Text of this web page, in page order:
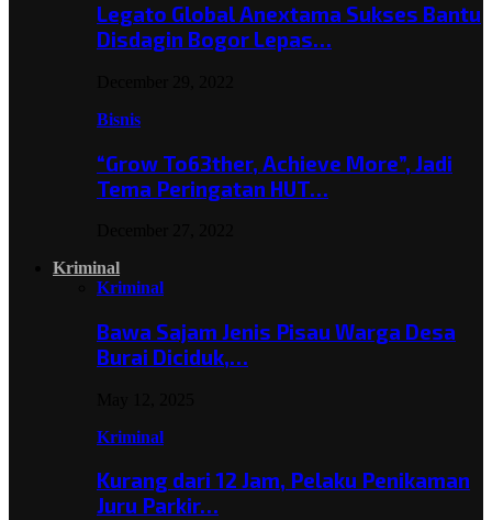
Legato Global Anextama Sukses Bantu
Disdagin Bogor Lepas…
Bisnis
“Grow To63ther, Achieve More”, Jadi
Tema Peringatan HUT…
Kriminal
Kriminal
Bawa Sajam Jenis Pisau Warga Desa
Burai Diciduk,…
Kriminal
Kurang dari 12 Jam, Pelaku Penikaman
Juru Parkir…